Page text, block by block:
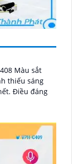
Màu sắt
thiếu sáng